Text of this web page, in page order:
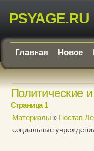
PSYAGE.RU
Главная Новое
Политические
Страница 1
Материалы » Гюстав
социальные